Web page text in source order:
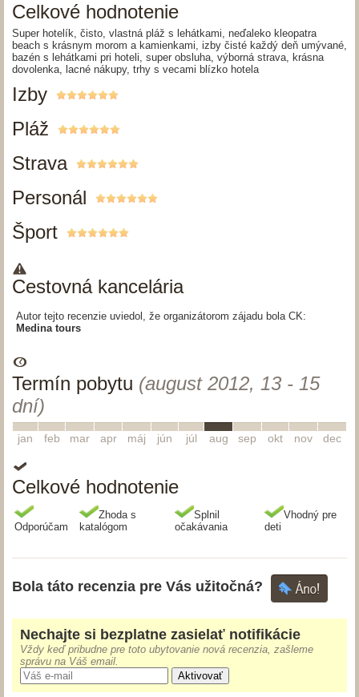
Celkové hodnotenie
Super hotelík, čisto, vlastná pláž s lehátkami, neďaleko kleopatra
beach s krásnym morom a kamienkami, izby čisté každý deň umývané,
bazén s lehátkami pri hoteli, super obsluha, výborná strava, krásna
dovolenka, lacné nákupy, trhy s vecami blízko hotela
Izby
Pláž
Strava
Personál
Šport
Cestovná kancelária
Autor tejto recenzie uviedol, že organizátorom zájadu bola CK:
Medina tours
Termín pobytu (august 2012, 13 - 15
dní)
jan feb mar apr máj jún júl aug sep okt nov dec
Celkové hodnotenie
Odporúčam
Zhoda s
katalógom
Splnil
očakávania
Vhodný pre
deti
Bola táto recenzia pre Vás užitočná?
Nechajte si bezplatne zasielať notifikácie
Vždy keď pribudne pre toto ubytovanie nová recenzia, zašleme
správu na Váš email.
Aktivovať